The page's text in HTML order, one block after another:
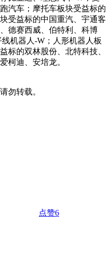
汽车；摩托车板块受益标的
受益标的中国重汽、宇通客
德赛西威、伯特利、科博
机器人-W；人形机器人板
标的双林股份、北特科技、
柯迪、安培龙。
勿转载。
点赞6